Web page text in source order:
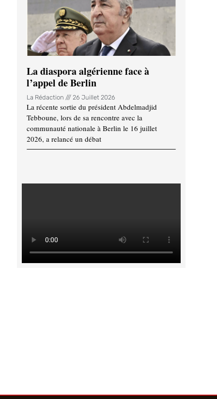
La diaspora algérienne face à
l’appel de Berlin
La Rédaction 26 Juillet 2026
La récente sortie du président Abdelmadjid
Tebboune, lors de sa rencontre avec la
communauté nationale à Berlin le 16 juillet
2026, a relancé un débat